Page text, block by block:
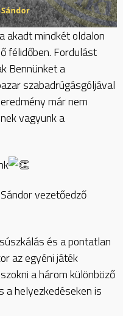
akadt mindkét oldalon
félidőben. Fordulást
Bennünket a
szabadrúgásgóljával
már nem
vagyunk a
vezetőedző
és a pontatlan
az egyéni játék
a három különböző
a helyezkedéseken is